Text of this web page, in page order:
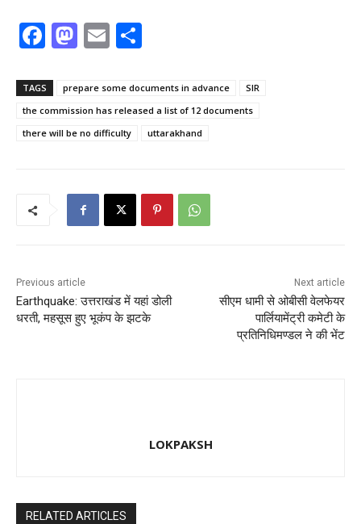
F
c
e
b
M
st
o
d
n
E
ai
l
ar
e
TAGS prepare some documents in advance
SIR
the commission has released a list of 12 documents
there will be no difficulty
uttarakhand
Previous article
Earthquake: उत्तराखंड में यहां डोली
धरती, महसूस हुए भूकंप के झटके
Next article
सीएम धामी से ओबीसी वेलफेयर
पार्लियामेंट्री कमेटी के
प्रतिनिधिमण्डल ने की भेंट
LOKPAKSH
RELATED ARTICLES